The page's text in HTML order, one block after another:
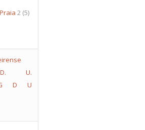
2 (5)
U.
D U